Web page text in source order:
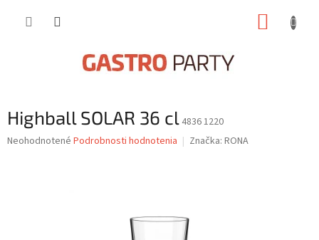
Highball SOLAR 36 cl 4836 1220
Priemerné
Neohodnotené Podrobnosti hodnotenia Značka: RONA